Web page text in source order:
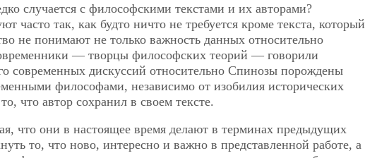
случается с философскими текстами и их авторами?
часто так, как будто ничто не требуется кроме текста, который
не понимают не только важность данных относительно
— творцы философских теорий — говорили
современных дискуссий относительно Спинозы порождены
философами, независимо от изобилия исторических
что автор сохранил в своем тексте.
что они в настоящее время делают в терминах предыдущих
то, что ново, интересно и важно в представленной работе, а